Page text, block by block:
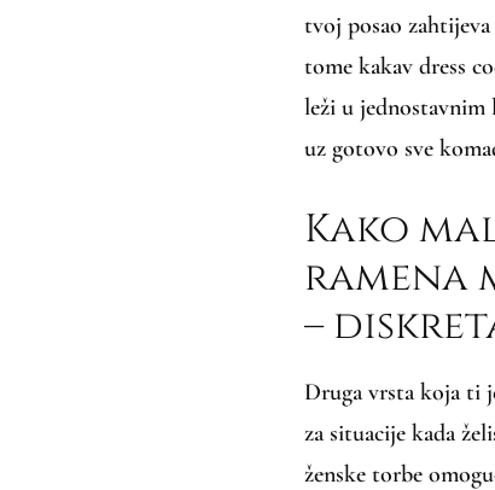
tvoj posao
tome kakav dress
leži u jednostavnim
uz gotovo sve
Kako
ramena
–
Druga vrsta koja ti
za situacije kada
ženske torbe